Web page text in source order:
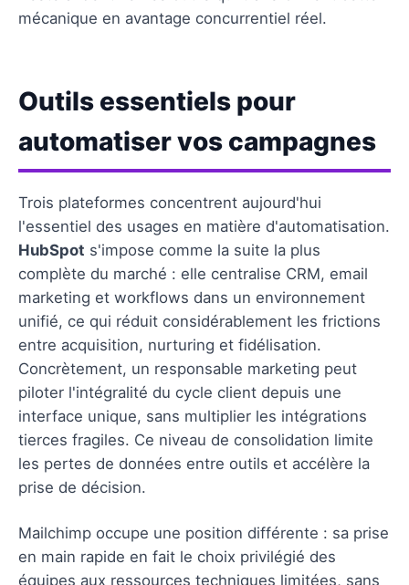
mécanique en avantage concurrentiel réel.
Outils essentiels pour
automatiser vos campagnes
Trois plateformes concentrent aujourd'hui
l'essentiel des usages en matière d'automatisation.
HubSpot s'impose comme la suite la plus
complète du marché : elle centralise CRM, email
marketing et workflows dans un environnement
unifié, ce qui réduit considérablement les frictions
entre acquisition, nurturing et fidélisation.
Concrètement, un responsable marketing peut
piloter l'intégralité du cycle client depuis une
interface unique, sans multiplier les intégrations
tierces fragiles. Ce niveau de consolidation limite
les pertes de données entre outils et accélère la
prise de décision.
Mailchimp occupe une position différente : sa prise
en main rapide en fait le choix privilégié des
équipes aux ressources techniques limitées, sans